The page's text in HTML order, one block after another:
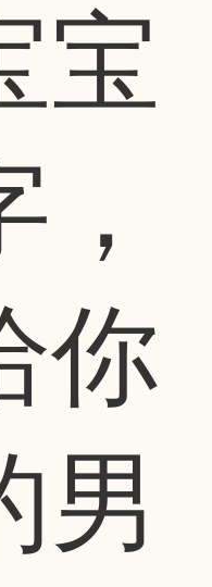
宝
你
男